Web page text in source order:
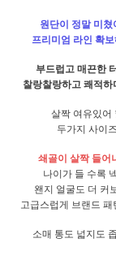
원단이 정말 미
프리미엄 라인 확
부드럽고 매끈한
찰랑찰랑하고 쾌적
살짝 여유있어
두가지 사이
쇄골이 살짝 들어
나이가 들 수록
왠지 얼굴도 더 커
고급스럽게 브랜드
소매 통도 넓지도